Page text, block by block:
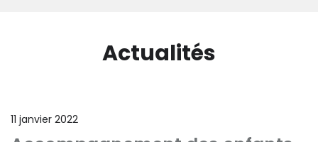
Actualités
11 janvier 2022